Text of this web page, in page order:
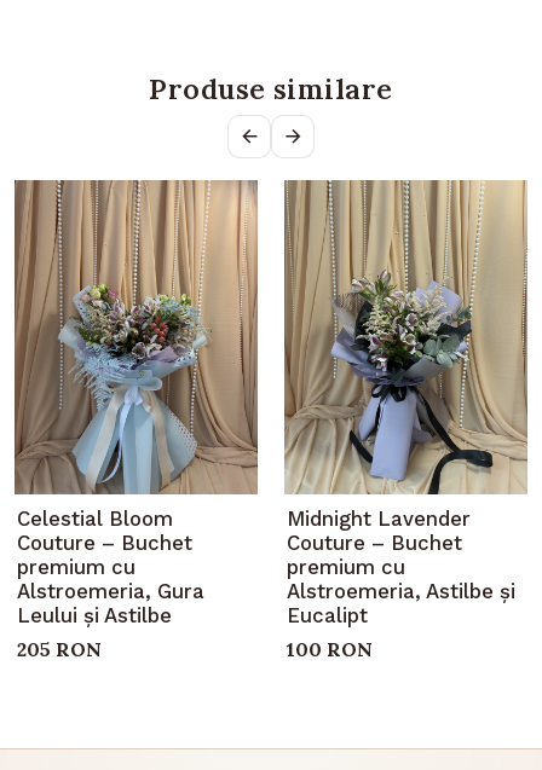
Produse similare
Celestial Bloom
Couture – Buchet
premium cu
Alstroemeria, Gura
Leului și Astilbe
205 RON
Midnight Lavender
Couture – Buchet
premium cu
Alstroemeria, Astilbe și
Eucalipt
100 RON